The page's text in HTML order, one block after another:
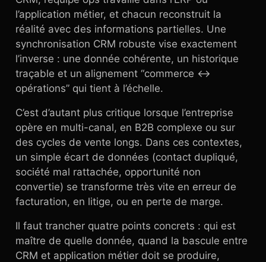
l’application métier, et chacun reconstruit la
réalité avec des informations partielles. Une
synchronisation CRM robuste vise exactement
l’inverse : une donnée cohérente, un historique
traçable et un alignement “commerce ↔
opérations” qui tient à l’échelle.
C’est d’autant plus critique lorsque l’entreprise
opère en multi-canal, en B2B complexe ou sur
des cycles de vente longs. Dans ces contextes,
un simple écart de données (contact dupliqué,
société mal rattachée, opportunité non
convertie) se transforme très vite en erreur de
facturation, en litige, ou en perte de marge.
Il faut trancher quatre points concrets : qui est
maître de quelle donnée, quand la bascule entre
CRM et application métier doit se produire,